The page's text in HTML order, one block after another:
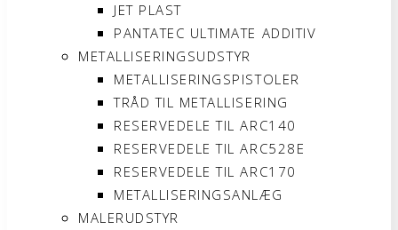
JET PLAST
PANTATEC ULTIMATE ADDITIV
METALLISERINGSUDSTYR
METALLISERINGSPISTOLER
TRÅD TIL METALLISERING
RESERVEDELE TIL ARC140
RESERVEDELE TIL ARC528E
RESERVEDELE TIL ARC170
METALLISERINGSANLÆG
MALERUDSTYR